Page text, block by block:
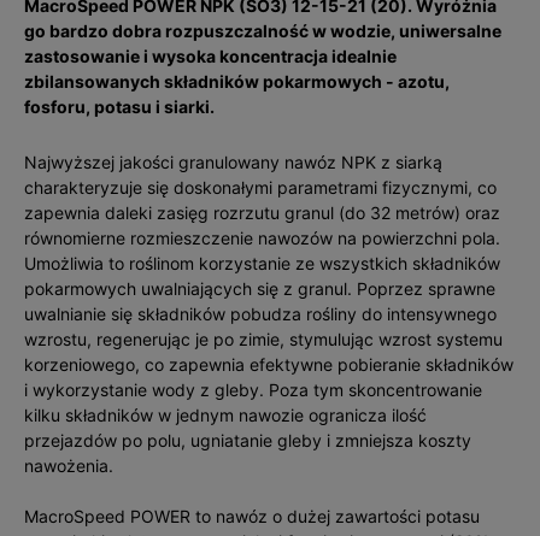
MacroSpeed POWER NPK (SO3) 12-15-21 (20). Wyróżnia
go bardzo dobra rozpuszczalność w wodzie, uniwersalne
zastosowanie i wysoka koncentracja idealnie
zbilansowanych składników pokarmowych - azotu,
fosforu, potasu i siarki.
Najwyższej jakości granulowany nawóz NPK z siarką
charakteryzuje się doskonałymi parametrami fizycznymi, co
zapewnia daleki zasięg rozrzutu granul (do 32 metrów) oraz
równomierne rozmieszczenie nawozów na powierzchni pola.
Umożliwia to roślinom korzystanie ze wszystkich składników
pokarmowych uwalniających się z granul. Poprzez sprawne
uwalnianie się składników pobudza rośliny do intensywnego
wzrostu, regenerując je po zimie, stymulując wzrost systemu
korzeniowego, co zapewnia efektywne pobieranie składników
i wykorzystanie wody z gleby. Poza tym skoncentrowanie
kilku składników w jednym nawozie ogranicza ilość
przejazdów po polu, ugniatanie gleby i zmniejsza koszty
nawożenia.
MacroSpeed POWER to nawóz o dużej zawartości potasu